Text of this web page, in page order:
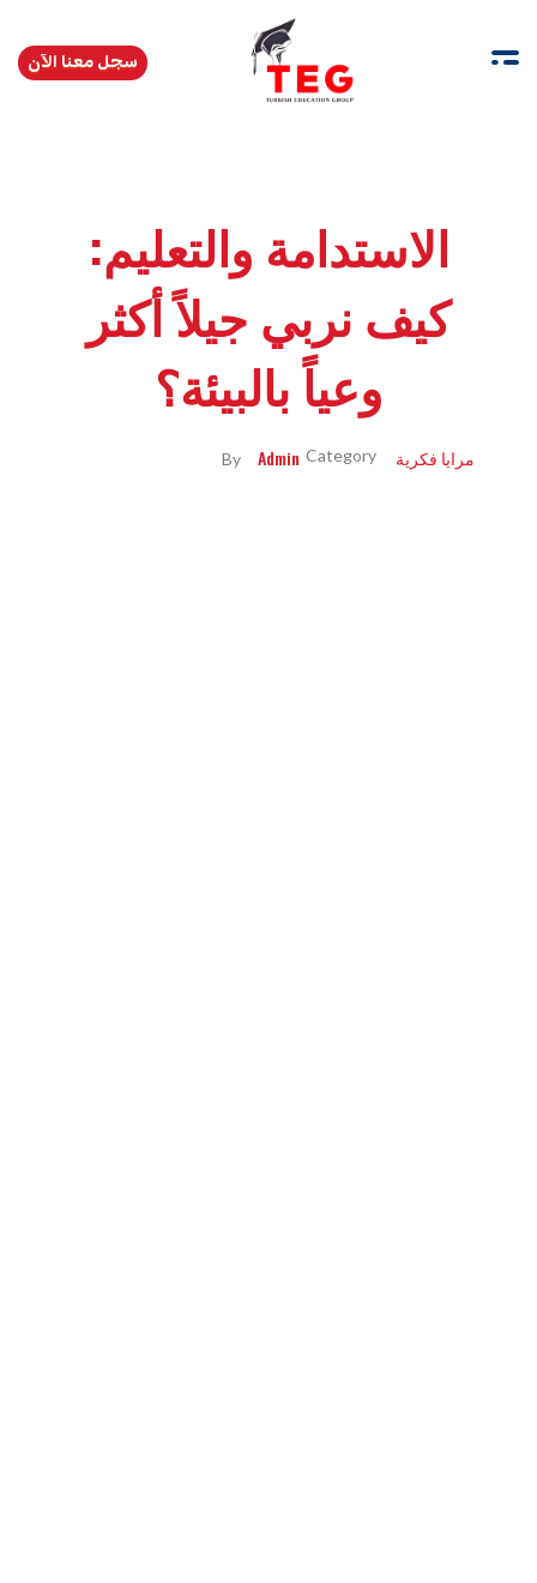
سجل معنا الآن
الاستدامة والتعليم:
كيف نربي جيلاً أكثر
وعياً بالبيئة؟
By Admin مرايا فكرية